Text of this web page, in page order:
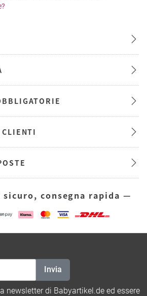
consegna rapida —
Invia
newsletter di Babyartikel.de ed essere